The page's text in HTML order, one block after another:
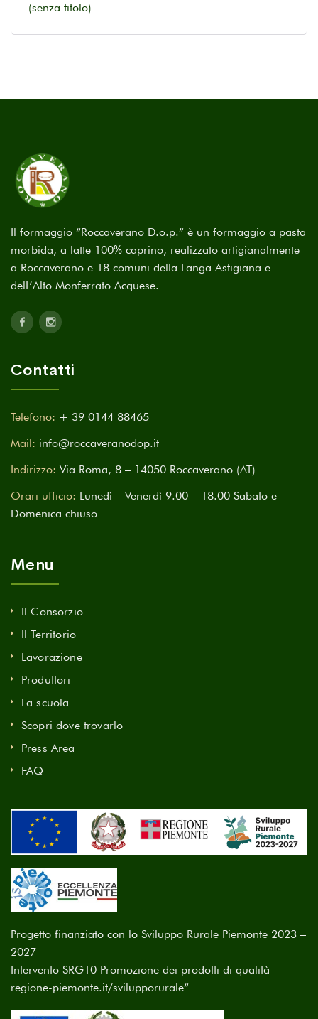
(senza titolo)
Il formaggio “Roccaverano D.o.p.” è un formaggio a pasta
morbida, a latte 100% caprino, realizzato artigianalmente
a Roccaverano e 18 comuni della Langa Astigiana e
delL’Alto Monferrato Acquese.
Contatti
Telefono: + 39 0144 88465
Mail: info@roccaveranodop.it
Indirizzo: Via Roma, 8 – 14050 Roccaverano (AT)
Orari ufficio: Lunedì – Venerdì 9.00 – 18.00 Sabato e
Domenica chiuso
Menu
Il Consorzio
Il Territorio
Lavorazione
Produttori
La scuola
Scopri dove trovarlo
Press Area
FAQ
Progetto finanziato con lo Sviluppo Rurale Piemonte 2023 –
2027
Intervento SRG10 Promozione dei prodotti di qualità
regione-piemonte.it/svilupporurale“